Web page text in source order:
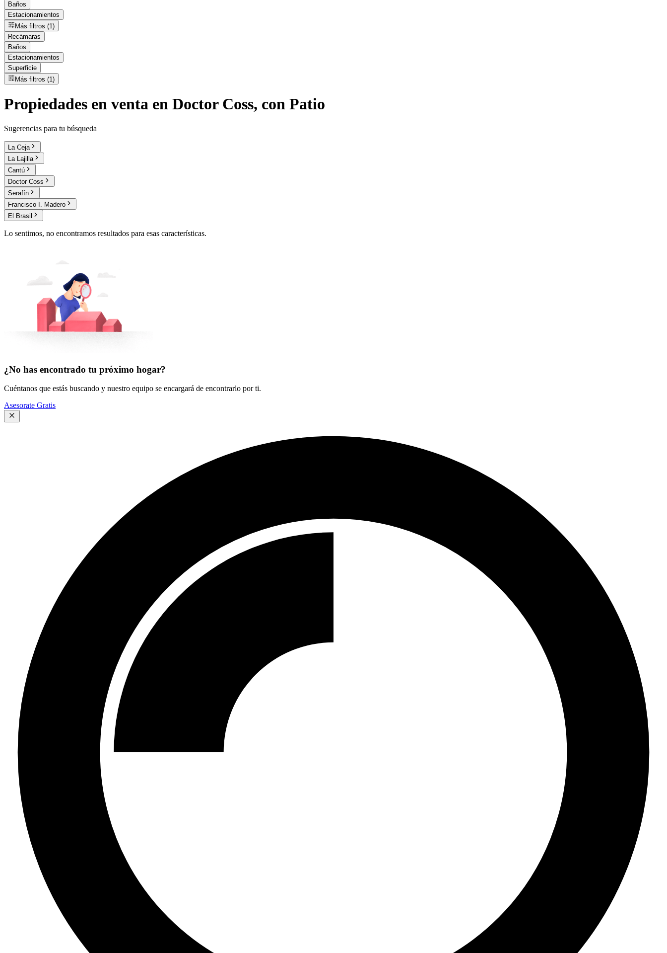
Baños
Estacionamientos
Más filtros (1)
Recámaras
Baños
Estacionamientos
Superficie
Más filtros (1)
Propiedades en venta en Doctor Coss, con Patio
Sugerencias para tu búsqueda
La Ceja
La Lajilla
Cantú
Doctor Coss
Serafín
Francisco I. Madero
El Brasil
Lo sentimos, no encontramos resultados para esas características.
¿No has encontrado tu próximo hogar?
Cuéntanos que estás buscando y nuestro equipo se encargará de encontrarlo por ti.
Asesorate Gratis